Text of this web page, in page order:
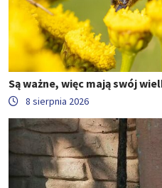
Są ważne, więc mają swój
8 sierpnia 2026